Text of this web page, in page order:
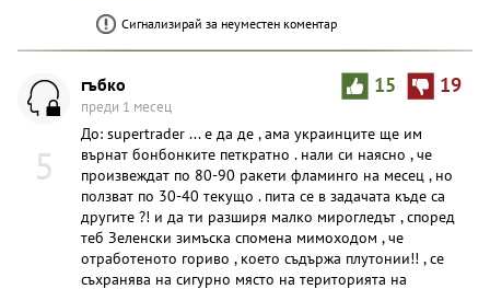
Сигнализирай за неуместен коментар
5
15 19
гъбко
преди 1 месец
До: supertrader ... е да де , ама украинците ще им
върнат бонбонките петкратно . нали си наясно , че
произвеждат по 80-90 ракети фламинго на месец , но
ползват по 30-40 текущо . пита се в задачата къде са
другите ?! и да ти разширя малко мирогледът , според
теб Зеленски зимъска спомена мимоходом , че
отработеното гориво , което съдържа плутонии!! , се
съхранява на сигурно място на територията на